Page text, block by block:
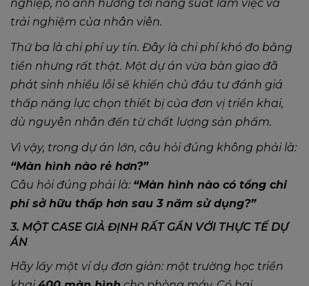
nghiệp, nó ảnh hưởng tới năng suất làm việc và
trải nghiệm của nhân viên.
Thứ ba là chi phí uy tín. Đây là chi phí khó đo bằng
tiền nhưng rất thật. Một dự án vừa bàn giao đã
phát sinh nhiều lỗi sẽ khiến chủ đầu tư đánh giá
thấp năng lực chọn thiết bị của đơn vị triển khai,
dù nguyên nhân đến từ chất lượng sản phẩm.
Vì vậy, trong dự án lớn, câu hỏi đúng không phải là:
“Màn hình nào rẻ hơn?”
Câu hỏi đúng phải là: “Màn hình nào có tổng chi
phí sở hữu thấp hơn sau 3 năm sử dụng?”
3. MỘT CASE GIẢ ĐỊNH RẤT GẦN VỚI THỰC TẾ DỰ
ÁN
Hãy lấy một ví dụ đơn giản: một trường học triển